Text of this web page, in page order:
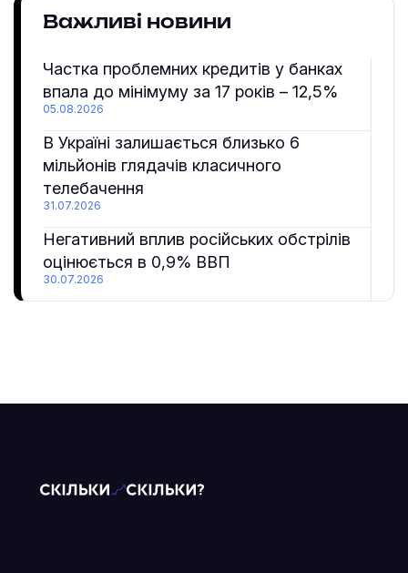
Важливі новини
Частка проблемних кредитів у банках
впала до мінімуму за 17 років – 12,5%
05.08.2026
В Україні залишається близько 6
мільйонів глядачів класичного
телебачення
31.07.2026
Негативний вплив російських обстрілів
оцінюється в 0,9% ВВП
30.07.2026